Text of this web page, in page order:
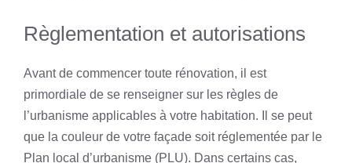
Règlementation et autorisations
Avant de commencer toute rénovation, il est
primordiale de se renseigner sur les règles de
l’urbanisme applicables à votre habitation. Il se peut
que la couleur de votre façade soit réglementée par le
Plan local d’urbanisme (PLU). Dans certains cas,